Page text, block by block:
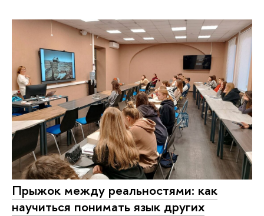
Прыжок между реальностями: как
научиться понимать язык других